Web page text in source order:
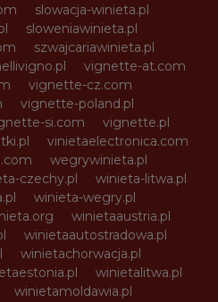
slowacja-winieta.pl
sloweniawinieta.pl
szwajcariawinieta.pl
vignette-at.com
vignette-cz.com
vignette-poland.pl
si.com
vignette.pl
vinietaelectronica.com
wegrywinieta.pl
czechy.pl
winieta-litwa.pl
winieta-wegry.pl
winietaaustria.pl
winietaautostradowa.pl
winietachorwacja.pl
winietalitwa.pl
winietamoldawia.pl